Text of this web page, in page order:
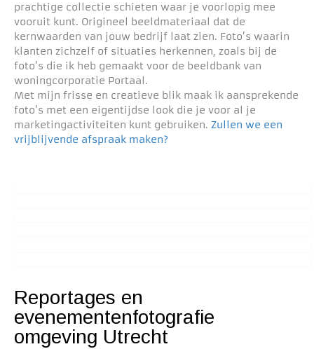
prachtige collectie schieten waar je voorlopig mee
vooruit kunt. Origineel beeldmateriaal dat de
kernwaarden van jouw bedrijf laat zien. Foto’s waarin
klanten zichzelf of situaties herkennen, zoals bij de
foto’s die ik heb gemaakt voor de beeldbank van
woningcorporatie Portaal.
Met mijn frisse en creatieve blik maak ik aansprekende
foto’s met een eigentijdse look die je voor al je
marketingactiviteiten kunt gebruiken. Zullen we een
vrijblijvende afspraak maken?
Reportages en
evenementenfotografie
omgeving Utrecht